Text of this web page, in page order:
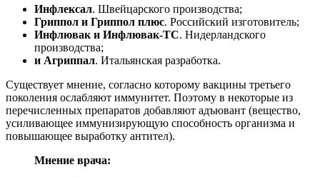
Инфлексал. Швейцарского производства;
Гриппол и Гриппол плюс. Российский изготовитель;
Инфлювак и Инфлювак-ТС. Нидерландского
производства;
и Агриппал. Итальянская разработка.
Существует мнение, согласно которому вакцины третьего
поколения ослабляют иммунитет. Поэтому в некоторые из
перечисленных препаратов добавляют адъювант (вещество,
усиливающее иммунизирующую способность организма и
повышающее выработку антител).
Мнение врача: